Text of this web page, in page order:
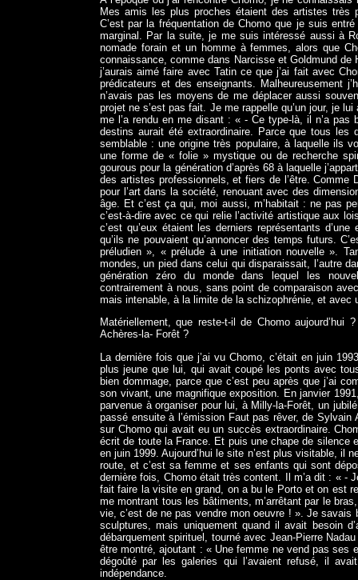
Mes amis les plus proches étaient des artistes très
C’est par la fréquentation de Chomo que je suis
marginal. Par la suite, je me suis intéressé aussi à
nomade forain et un homme à femmes, alors que
connaissance, comme dans Narcisse et Goldmund
j’aurais aimé faire avec Tatin ce que j’ai fait avec
prédicateurs et des enseignants. Malheureusement
n’avais pas les moyens de me déplacer aussi
projet ne s’est pas fait. Je me rappelle qu’un jour, je
me l’a rendu en me disant : « - Ce type-là, il n’a
destins aurait été extraordinaire. Parce que tous
semblable : une origine très populaire, à laquelle ils
une forme de « folie » mystique ou de recherche
gourous pour la génération d’après 68 à laquelle
des artistes professionnels, et fiers de l’être.
pour l’art dans la société, renouant avec des
âge. Et c’est ça qui, moi aussi, m’habitait : ne pas
c’est-à-dire avec ce qui relie l’activité artistique aux
c’est qu’eux étaient les derniers représentants
qu’ils ne pouvaient qu’annoncer des temps futurs.
préludien », « prélude à une initiation nouvelle ».
mondes, un pied dans celui qui disparaissait, l’autre
génération zéro du monde dans lequel les
contrairement à nous, sans point de comparaison
mais intenable, à la limite de la schizophrénie, et avec
Matériellement, que reste-t-il de Chomo
Achères-la- Forêt ?
La dernière fois que j’ai vu Chomo, c’était en juin
plus jeune que lui, qui avait coupé les ponts avec
bien dommage, parce que c’est peu après que j’ai
son vivant, une magnifique exposition. En janvier
parvenue à organiser pour lui, à Milly-la-Forêt, un
passé ensuite à l’émission Faut pas rêver, de Sylvain
sur Chomo qui avait eu un succès extraordinaire.
écrit de toute la France. Et puis une chape de silence
en juin 1999. Aujourd’hui le site n’est plus visitable, il
route, et c’est sa femme et ses enfants qui sont
dernière fois, Chomo était très content. Il m’a dit : « -
fait faire la visite en grand, on a bu le Porto et on est
me montrant tous les bâtiments, m’arrêtant par le
vie, c’est de ne pas vendre mon oeuvre ! ». Je
sculptures, mais uniquement quand il avait besoin
débarquement spirituel, tourné avec Jean-Pierre
être montré, ajoutant : « Une femme ne vend pas
dégoûté par les galeries qui l’avaient refusé, il
indépendance.